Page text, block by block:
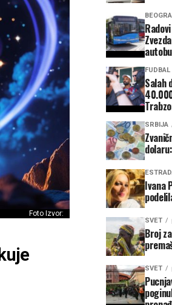
Foto Izvor:
FUDBAL
Salah
SRBIJA
Ivana
SVET
Broj
SVET